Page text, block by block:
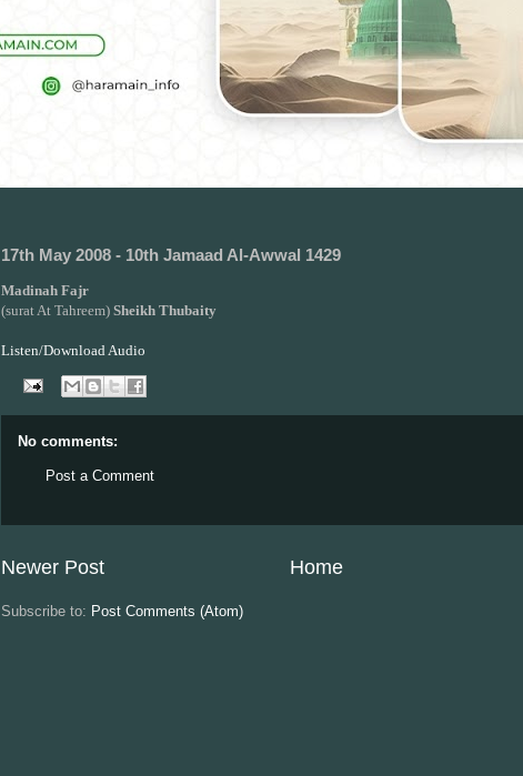
17th May 2008 - 10th Jamaad Al-Awwal 1429
Madinah Fajr
(surat At Tahreem) Sheikh Thubaity
Listen/Download Audio
No comments:
Post a Comment
Newer Post Home
Subscribe to: Post Comments (Atom)